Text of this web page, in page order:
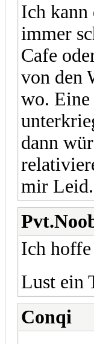
Ich kann
immer
Cafe
von den
wo. Eine
dann
mir Leid.
Ich
Lust ein
Conqi